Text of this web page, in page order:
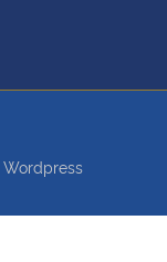
Wordpress